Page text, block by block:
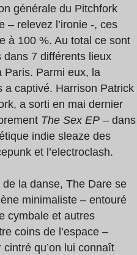
générale du Pitchfork
– relevez l’ironie -, ces
à 100 %. Au total ce sont
7 différents lieux
Paris. Parmi eux, la
a captivé. Harrison Patrick
a sorti en mai dernier
The Sex EP – dans
indie sleaze des
et l’electroclash.
la danse, The Dare se
minimaliste – entouré
cymbale et autres
coins de l’espace –
qu’on lui connaît